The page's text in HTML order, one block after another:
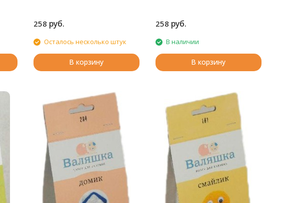
258 руб.
Осталось несколько штук
В корзину
258 руб.
В наличии
В корзину